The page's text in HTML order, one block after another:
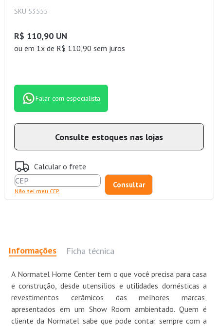
SKU 53555
R$ 110,90 UN
ou em 1x de R$ 110,90 sem juros
Falar com especialista
Consulte estoques nas lojas
Calcular o frete
Não sei meu CEP
Informações Ficha técnica
A Normatel Home Center tem o que você precisa para casa
e construção, desde utensílios e utilidades domésticas a
revestimentos cerâmicos das melhores marcas,
apresentados em um Show Room ambientado. Quem é
cliente da Normatel sabe que pode contar sempre com a